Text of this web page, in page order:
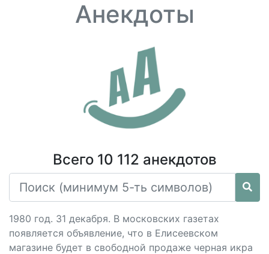
Анекдоты
Всего 10 112 анекдотов
1980 год. 31 декабря. В московских газетах
появляется объявление, что в Елисеевском
магазине будет в свободной продаже черная икра